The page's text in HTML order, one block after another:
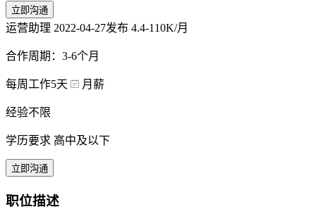
立即沟通
运营助理 2022-04-27发布 4.4-110K/月
合作周期：3-6个月
每周工作5天 月薪
经验不限
学历要求 高中及以下
立即沟通
职位描述